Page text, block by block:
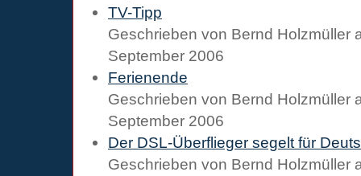
TV-Tipp
Geschrieben von Bernd Holzmüller
September 2006
Ferienende
Geschrieben von Bernd Holzmüller
September 2006
Der DSL-Überflieger segelt für
Geschrieben von Bernd Holzmüller